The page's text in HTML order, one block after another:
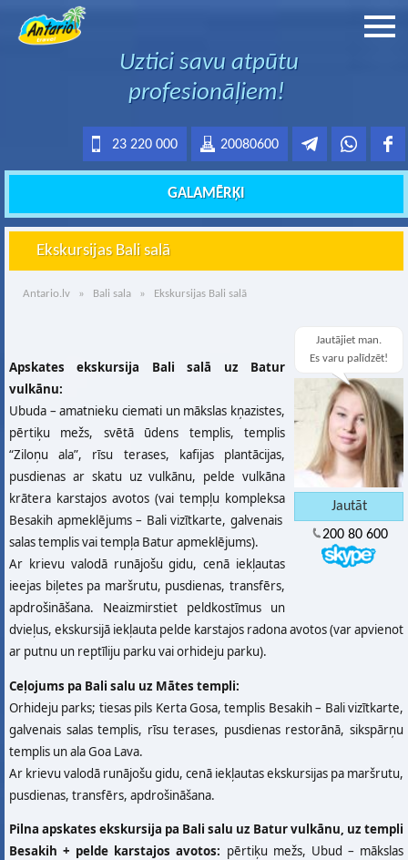
Uztici savu atpūtu
profesionāļiem!
20080600
23 220 000
GALAMĒRĶI
Ekskursijas Bali salā
Antario.lv » Bali sala » Ekskursijas Bali salā
Jautājiet man.
Es varu palīdzēt!
200 80 600
Apskates ekskursija Bali salā uz Batur
vulkānu:
Ubuda – amatnieku ciemati un mākslas kņazistes,
pērtiķu mežs, svētā ūdens templis, templis
“Ziloņu ala”, rīsu terases, kafijas plantācijas,
pusdienas ar skatu uz vulkānu, pelde vulkāna
krātera karstajos avotos (vai tempļu kompleksa
Besakih apmeklējums – Bali vizītkarte, galvenais
salas templis vai tempļa Batur apmeklējums).
Ar krievu valodā runājošu gidu, cenā iekļautas
ieejas biļetes pa maršrutu, pusdienas, transfērs,
apdrošināšana. Neaizmirstiet peldkostīmus un
dvieļus, ekskursijā iekļauta pelde karstajos radona avotos (var apvienot
ar putnu un reptīliju parku vai orhideju parku).
Ceļojums pa Bali salu uz Mātes templi:
Orhideju parks; tiesas pils Kerta Gosa, templis Besakih – Bali vizītkarte,
galvenais salas templis, rīsu terases, pusdienas restorānā, sikspārņu
templis un ala Goa Lava.
Ar krievu valodā runājošu gidu, cenā iekļautas ekskursijas pa maršrutu,
pusdienas, transfērs, apdrošināšana.
Pilna apskates ekskursija pa Bali salu uz Batur vulkānu, uz templi
Besakih + pelde karstajos avotos: pērtiķu mežs, Ubud – mākslas